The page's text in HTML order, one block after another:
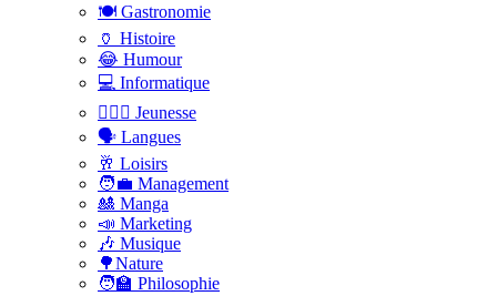
🍽️ Gastronomie
🏺 Histoire
😂 Humour
💻 Informatique
🤸🏽‍♀️ Jeunesse
🗣 Langues
🥂 Loisirs
🧑‍💼 Management
🎎 Manga
📣 Marketing
🎶 Musique
🌳Nature
🧑‍🏫 Philosophie